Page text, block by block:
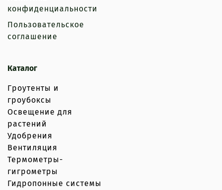
конфиденциальности
Пользовательское
соглашение
Каталог
Гроутенты и
гроубоксы
Освещение для
растений
Удобрения
Вентиляция
Термометры-
гигрометры
Гидропонные системы